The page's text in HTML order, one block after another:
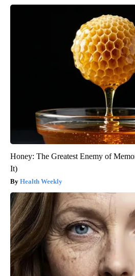
Honey: The Greatest Enemy of
It)
Health Weekly